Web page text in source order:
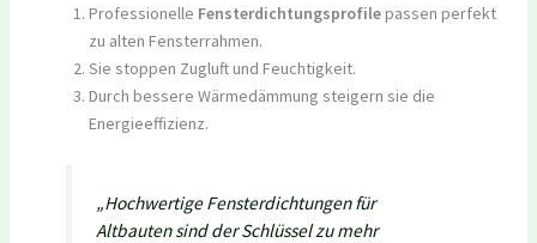
Professionelle Fensterdichtungsprofilepassen perfekt
zu alten Fensterrahmen.
Sie stoppen Zugluft und Feuchtigkeit.
Durch bessere Wärmedämmung steigern sie die
Energieeffizienz.
„Hochwertige Fensterdichtungen für
Altbauten sind der Schlüssel zu mehr